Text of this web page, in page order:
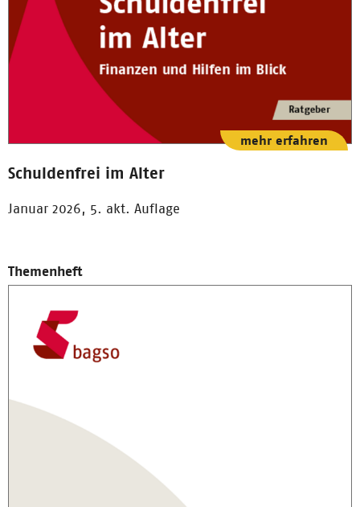
Schuldenfrei im Alter
Januar 2026, 5. akt. Auflage
mehr erfahren
Themenheft